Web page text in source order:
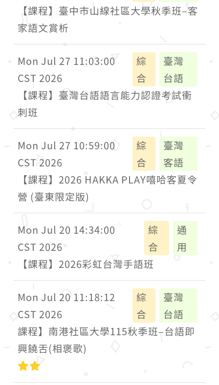
【課程】臺中市山線社區大學秋季班–客
家語文賞析
Mon Jul 27 11:03:00
CST 2026
綜
合
臺灣
台語
【課程】臺灣台語語言能力認證考試衝
刺班
Mon Jul 27 10:59:00
CST 2026
綜
合
臺灣
客語
【課程】2026 HAKKA PLAY嘻哈客夏令
營 (臺東限定版)
Mon Jul 20 14:34:00
CST 2026
綜
合
通
用
【課程】2026彩虹台灣手語班
Mon Jul 20 11:18:12
CST 2026
綜
合
臺灣
台語
課程】南港社區大學115秋季班–台語即
興饒舌(相褒歌)